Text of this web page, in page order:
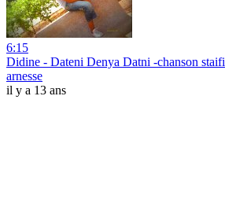
6:15
Didine - Dateni Denya Datni -chanson staifi
arnesse
il y a 13 ans